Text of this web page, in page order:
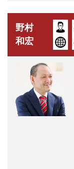
野村
和宏